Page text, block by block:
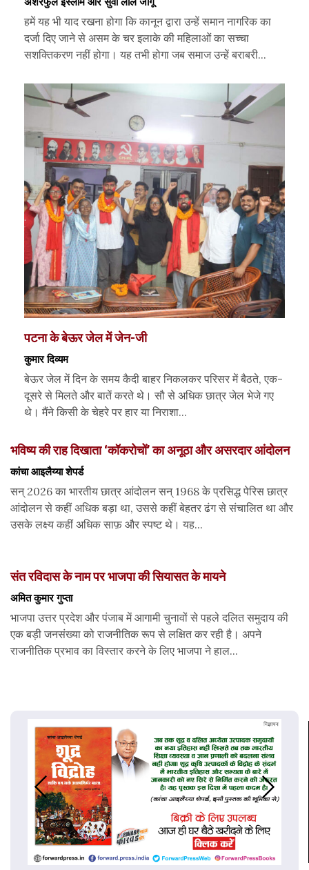
हमें यह भी याद रखना होगा कि कानून द्वारा उन्हें समान नागरिक का
दर्जा दिए जाने से असम के चर इलाके की महिलाओं का सच्चा
सशक्तिकरण नहीं होगा। यह तभी होगा जब समाज उन्हें बराबरी...
पटना के बेऊर जेल में जेन-जी
कुमार दिव्यम
बेऊर जेल में दिन के समय कैदी बाहर निकलकर परिसर में बैठते, एक-
दूसरे से मिलते और बातें करते थे। सौ से अधिक छात्र जेल भेजे गए
थे। मैंने किसी के चेहरे पर हार या निराशा...
भविष्य की राह दिखाता ‘कॉकरोचों’ का अनूठा और असरदार आंदोलन
कांचा आइलैय्या शेपर्ड
सन् 2026 का भारतीय छात्र आंदोलन सन् 1968 के प्रसिद्ध पेरिस छात्र
आंदोलन से कहीं अधिक बड़ा था, उससे कहीं बेहतर ढंग से संचालित था और
उसके लक्ष्य कहीं अधिक साफ़ और स्पष्ट थे। यह...
संत रविदास के नाम पर भाजपा की सियासत के मायने
अमित कुमार गुप्ता
भाजपा उत्तर प्रदेश और पंजाब में आगामी चुनावों से पहले दलित समुदाय की
एक बड़ी जनसंख्या को राजनीतिक रूप से लक्षित कर रही है। अपने
राजनीतिक प्रभाव का विस्तार करने के लिए भाजपा ने हाल...